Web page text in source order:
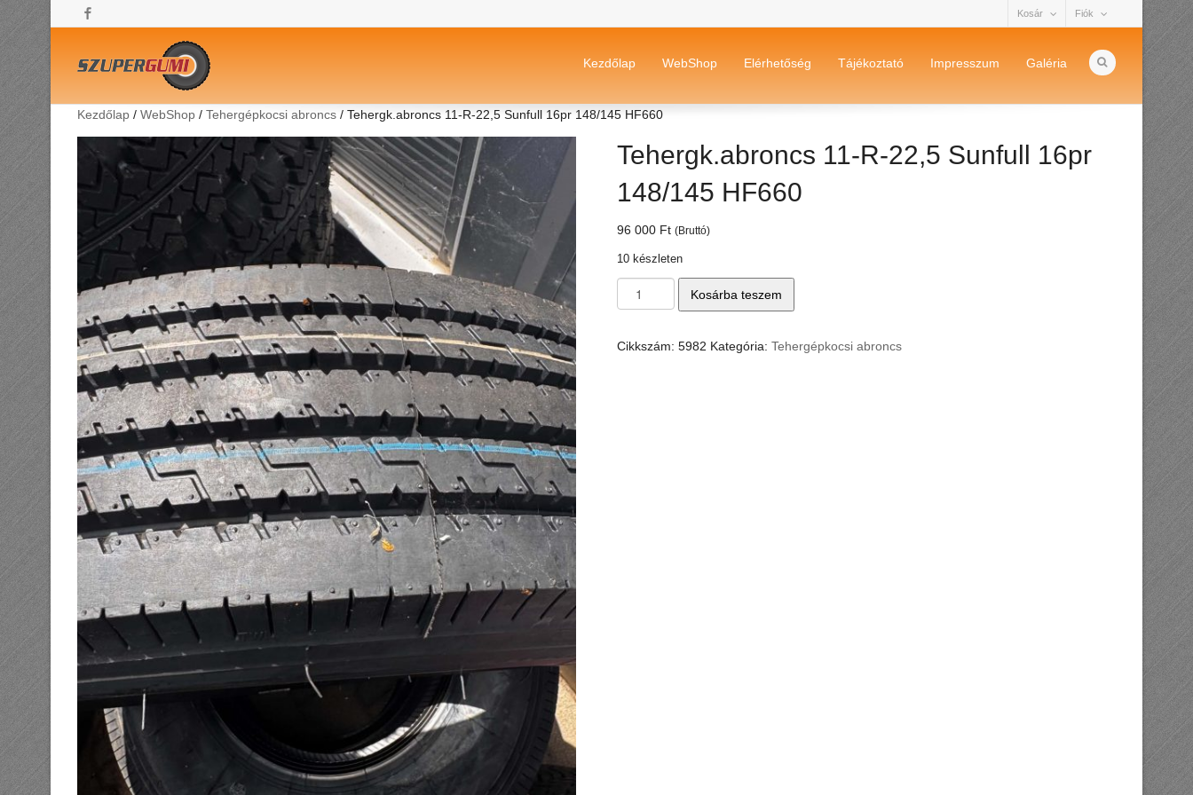
Kosár Fiók
Kezdőlap WebShop Elérhetőség Tájékoztató Impresszum Galéria
Kezdőlap / WebShop / Tehergépkocsi abroncs / Tehergk.abroncs 11-R-22,5 Sunfull 16pr 148/145 HF660
Tehergk.abroncs 11-R-22,5 Sunfull 16pr
148/145 HF660
96 000 Ft (Bruttó)
10 készleten
22,5
Kosárba teszem
Cikkszám:5982 Kategória:Tehergépkocsi abroncs